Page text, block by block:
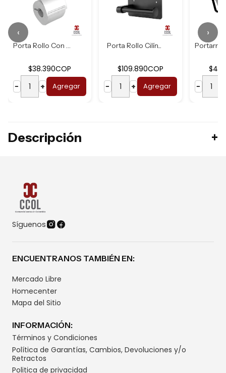
Porta Rollo Con C...
$38.390COP
−
+ Agregar
Porta Rollo Cilín...
$109.890COP
−
+ Agregar
−
‹ ›
Descripción
Síguenos
ENCUENTRANOS TAMBIÉN EN:
Mercado Libre
Homecenter
Mapa del Sitio
INFORMACIÓN:
Términos y Condiciones
Política de Garantías, Cambios, Devoluciones y/o
Retractos
Politica de privacidad